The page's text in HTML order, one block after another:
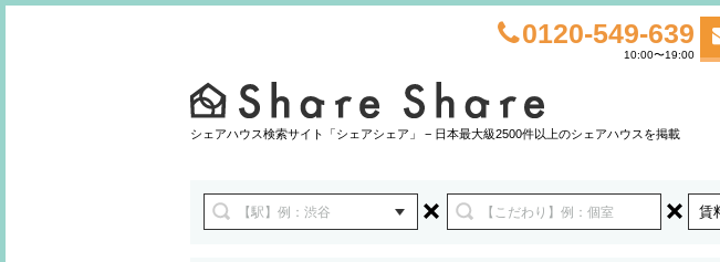
0120-549-639
10:00〜19:00
シェアハウス検索サイト「シェアシェア」 − 日本最大級2500件以上のシェアハウスを掲載
賃